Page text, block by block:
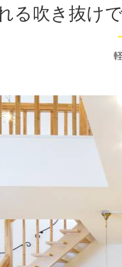
る吹き抜け